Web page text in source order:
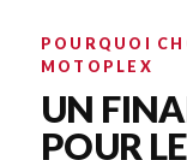
POURQUOI
MOTOPLEX
UN
POUR